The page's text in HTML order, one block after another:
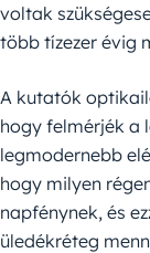
voltak
több tízezer évig
A kutatók
hogy felmérjék a
legmodernebb
hogy milyen
napfénynek, és
üledékréteg